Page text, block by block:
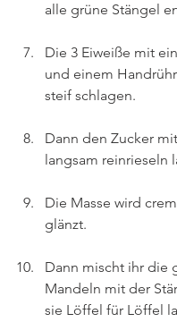
alle grüne Stängel
Die 3 Eiweiße mit
und einem
steif schlagen.
Dann den Zucker
langsam reinrieseln
Die Masse wird
glänzt.
Dann mischt ihr die
Mandeln mit der
sie Löffel für Löffel